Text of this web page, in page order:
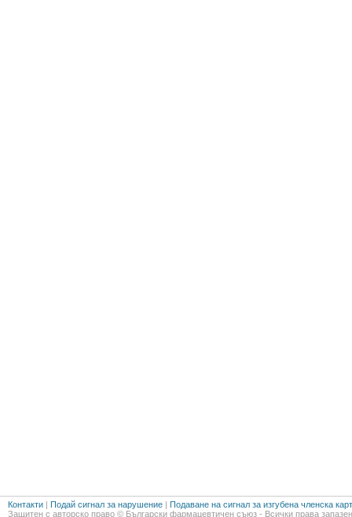
Контакти | Подай сигнал за нарушение | Подаване на сигнал за изгубена членска
Защитен с авторско право © Български фармацевтичен съюз - Всички права